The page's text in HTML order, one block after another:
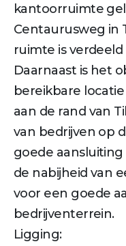
kantoorruimte
Centaurusweg in
ruimte is
Daarnaast is het
bereikbare
aan de rand van
van bedrijven op
goede
de nabijheid van
voor een goede
bedrijventerrein.
Ligging: